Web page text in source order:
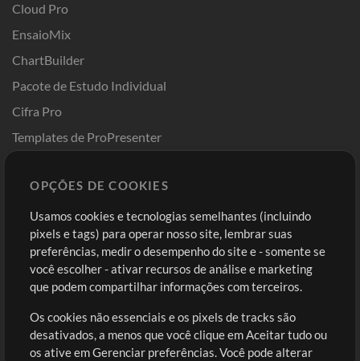
Cloud Pro
EnsaioMix
ChartBuilder
Pacote de Estudo Individual
Cifra Pro
Templates de ProPresenter
Comprar Créditos
Conteúdo Grátis
Solicite uma Música
Extras
Sessões
Entre
Cadastre-se
Ir ao carrinho
OPÇÕES DE COOKIES
Usamos cookies e tecnologias semelhantes (incluindo
pixels e tags) para operar nosso site, lembrar suas
preferências, medir o desempenho do site e - somente se
você escolher - ativar recursos de análise e marketing
que podem compartilhar informações com terceiros.
Os cookies não essenciais e os pixels de tracks são
desativados, a menos que você clique em Aceitar tudo ou
os ative em Gerenciar preferências. Você pode alterar